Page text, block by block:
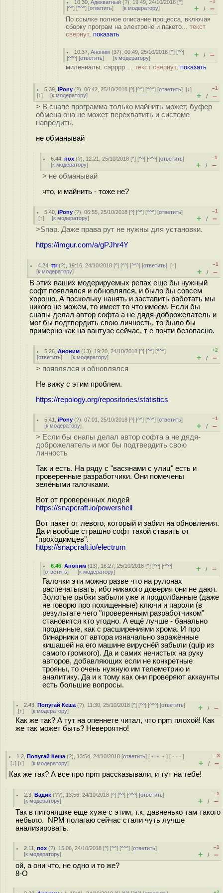
10.30 ,Адекватный (?), 19:49, 24/10/2018 [^]
[^^] [^^^] [ответить] [к модератору] + / –
По ссылке полное описание процесса, включая
сборку програм на электроне и пакето... текст
свёрнут, показать
10.37 ,Аноним (37), 00:49, 25/10/2018 [^] [^^]
[^^^] [ответить] [к модератору] + / –
милениалы, сэрррр ... текст свёрнут, показать
5.39 ,iPony (?), 06:42, 25/10/2018 [^] [^^] [^^^] [ответить][↓]
[↑] [к модератору]
–1
+ / –
> В снапе программа только майнить может, буфер
обмена она не может перехватить и системе
навредить.
не обманывай
6.44 ,пох (?), 12:21, 25/10/2018 [^] [^^] [^^^] [ответить]
[к модератору]
–1
+ / –
> не обманывай
что, и майнить - тоже не?
5.40 ,iPony (?), 06:55, 25/10/2018 [^] [^^] [^^^] [ответить]
[↑] [к модератору]
–1
+ / –
>Snap. Даже права рут не нужны для установки.
https://imgur.com/a/gPJhr4Y
4.24 ,ttr(?), 19:16, 24/10/2018 [^] [^^] [^^^] [ответить][↑]
[к модератору]
–1
+ / –
В этих ваших модерируемых репах еще бы нужный
софт появлялся и обновлялся, и было бы совсем
хорошо. А поскольку нанять и заставить работать мы
никого не можем, то имеет то что имеем. Если бы
снапы делал автор софта а не дядя-доброжелатель и
мог бы подтвердить свою личность, то было бы
примерно как на вантузе сейчас, т е почти безопасно.
5.26 ,Аноним (13), 19:20, 24/10/2018 [^] [^^] [^^^]
[ответить] [к модератору]
+2
+ / –
> появлялся и обновлялся
Не вижу с этим проблем.
https://repology.org/repositories/statistics
5.41 ,iPony (?), 07:01, 25/10/2018 [^] [^^] [^^^] [ответить]
[к модератору]
–1
+ / –
> Если бы снапы делал автор софта а не дядя-
доброжелатель и мог бы подтвердить свою
личность
Так и есть. На ряду с "васянами с улиц" есть и
проверенные разработчики. Они помечены
зелёными галочками.
Вот от проверенных людей
https://snapcraft.io/powershell
Вот пакет от левого, который и забил на обновления.
Да и вообще страшно софт такой ставить от
"проходимцев".
https://snapcraft.io/electrum
6.46 ,Аноним (13), 16:27, 25/10/2018 [^] [^^] [^^^]
[ответить] [к модератору] + / –
Галочки эти можно разве что на рулонах
распечатывать, ибо никакого доверия они не дают.
Золотые рыбки забыли уже и продолбанные (даже
не говорю про похищенные) ключи и пароли (в
результате чего "проверенным разработчиком"
становится кто угодно. А ещё лучше - банально
проданные, как с расширениями хрома. И про
бинарники от автора изначально заражённые
кишашей на его машине вируснёй забыли (quip из
самого громкого). Да и самих нечистых на руку
авторов, добавляющих если не конкретные
трояны, то очень нужную им телеметрию и
аналитику. Да и к тому как они проверяют аккаунты
есть большие вопросы.
2.43 ,Попугай Кеша (?), 11:30, 25/10/2018 [^] [^^] [^^^] [ответить]
[↑] [к модератору] + / –
Как же так? А тут на опеннете читал, что npm плохой! Как
же так может быть? Невероятно!
1.2 ,Попугай Кеша (?), 13:54, 24/10/2018 [ответить] [ ﹢﹢﹢] [ · · ·]
[↓] [↑] [к модератору]
–3
+ / –
Как же так? А все про npm рассказывали, и тут на тебе!
2.3 ,Вадик (??), 13:56, 24/10/2018 [^] [^^] [^^^] [ответить]
[к модератору]
–1
+ / –
Так в питоняшке еще хуже с этим, т.к. давненько там такого
небыло. NPM полагаю сейчас стали чуть лучше
анализировать.
2.11 ,пох (?), 15:06, 24/10/2018 [^] [^^] [^^^] [ответить]
[к модератору]
–1
+ / –
ой, а они что, не одно и то же?
8-O